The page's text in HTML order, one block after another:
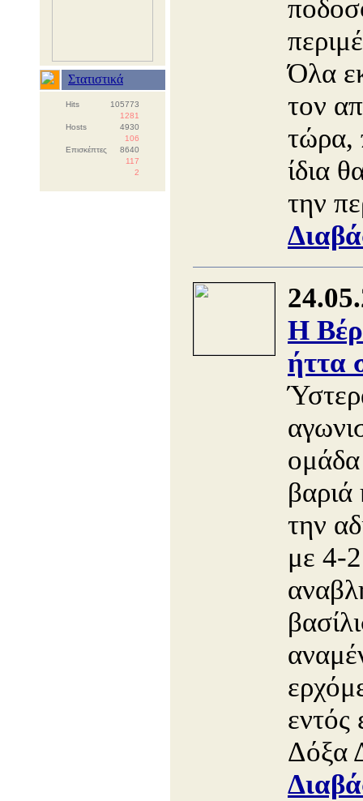
Στατιστικά
Hits
105773
1281
Hosts
4930
106
Επισκέπτες
8640
117
2
Όλα
τον
τώρα,
ίδια
την
Η
ήττα
ομάδα
την
με 4-2
εντός
Δόξα